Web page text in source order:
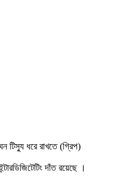
ধরে রাখতে (গ্রিপ)
দাঁত রয়েছে ।